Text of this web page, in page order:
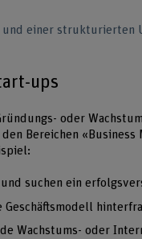
und einer strukturierten
ups
oder
Bereichen «Business
suchen ein
Geschäftsmodell
Wachstums- oder